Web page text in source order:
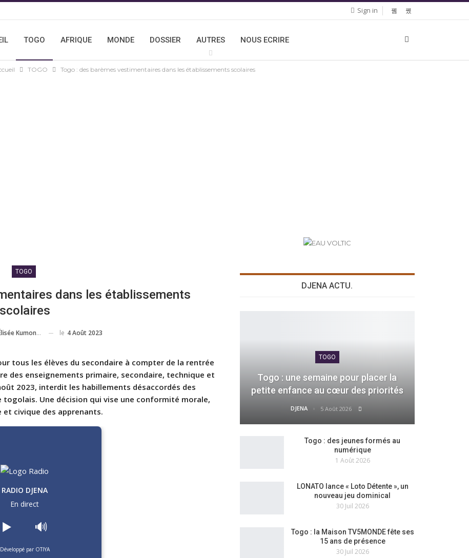
Sign in
TOGO AFRIQUE MONDE DOSSIER AUTRES NOUS ECRIRE
TOGO Togo : des barèmes vestimentaires dans les établissements scolaires
TOGO
dans les établissements
scolaires
Kumondji le 4 Août 2023
tous les élèves du secondaire à compter de la rentrée
des enseignements primaire, secondaire, technique et
2023, interdit les habillements désaccordés des
Une décision qui vise une conformité morale,
et civique des apprenants.
RADIO DJENA
En direct
▶️ 🔊
Développé par OTIYA
DJENA ACTU.
TOGO
Togo : une semaine pour placer la
petite enfance au cœur des priorités
DJENA 5 Août 2026
Togo : des jeunes formés au
numérique
1 Août 2026
LONATO lance « Loto Détente », un
nouveau jeu dominical
30 Juil 2026
Togo : la Maison TV5MONDE fête ses
15 ans de présence
30 Juil 2026